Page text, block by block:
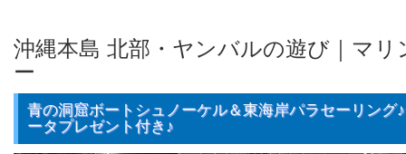
沖縄本島 北部・ヤンバルの遊び｜マリ
ー
青の洞窟ボートシュノーケル＆東海岸パラセーリング
ータプレゼント付き♪